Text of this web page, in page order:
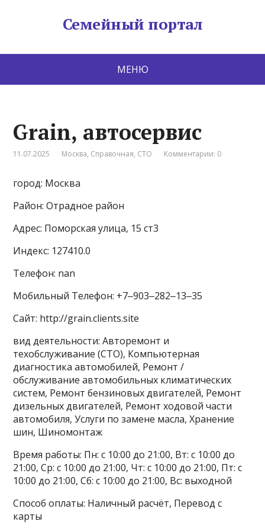
Семейный портал
МЕНЮ
Grain, автосервис
11.07.2025 Москва, Справочная, СТО Комментарии: 0
город: Москва
Район: Отрадное район
Адрес: Поморская улица, 15 ст3
Индекс: 127410.0
Телефон: nan
Мобильный Телефон: +7‒903‒282‒13‒35
Сайт: http://grain.clients.site
вид деятельности: Авторемонт и
техобслуживание (СТО), Компьютерная
диагностика автомобилей, Ремонт /
обслуживание автомобильных климатических
систем, Ремонт бензиновых двигателей, Ремонт
дизельных двигателей, Ремонт ходовой части
автомобиля, Услуги по замене масла, Хранение
шин, Шиномонтаж
Время работы: Пн: с 10:00 до 21:00, Вт: с 10:00 до
21:00, Ср: с 10:00 до 21:00, Чт: с 10:00 до 21:00, Пт: с
10:00 до 21:00, Сб: с 10:00 до 21:00, Вс: выходной
Способ оплаты: Наличный расчёт, Перевод с
карты